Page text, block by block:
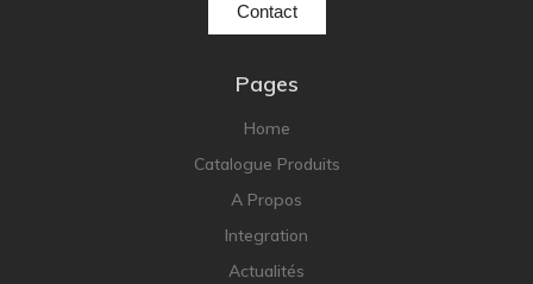
Contact
Pages
Home
Catalogue Produits
A Propos
Integration
Actualités